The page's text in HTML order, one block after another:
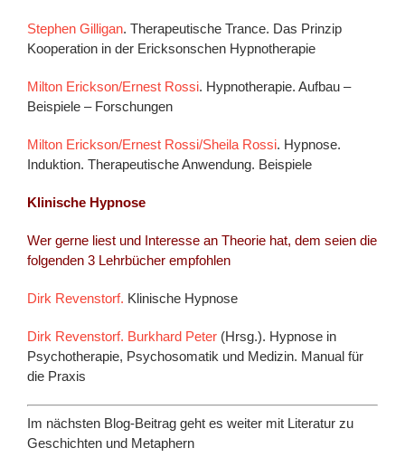
Stephen Gilligan. Therapeutische Trance. Das Prinzip
Kooperation in der Ericksonschen Hypnotherapie
Milton Erickson/Ernest Rossi. Hypnotherapie. Aufbau –
Beispiele – Forschungen
Milton Erickson/Ernest Rossi/Sheila Rossi. Hypnose.
Induktion. Therapeutische Anwendung. Beispiele
Klinische Hypnose
Wer gerne liest und Interesse an Theorie hat, dem seien die
folgenden 3 Lehrbücher empfohlen
Dirk Revenstorf. Klinische Hypnose
Dirk Revenstorf. Burkhard Peter (Hrsg.). Hypnose in
Psychotherapie, Psychosomatik und Medizin. Manual für
die Praxis
Im nächsten Blog-Beitrag geht es weiter mit Literatur zu
Geschichten und Metaphern